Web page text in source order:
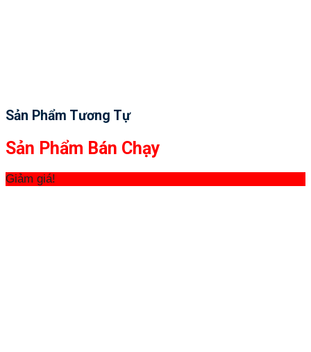
Sản Phẩm Tương Tự
Sản Phẩm Bán Chạy
Giảm giá!